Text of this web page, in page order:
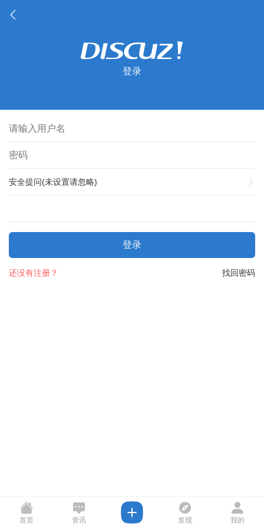
登录
安全提问(未设置请忽略)
登录
找回密码
还没有注册？
首页 资讯 发现 我的